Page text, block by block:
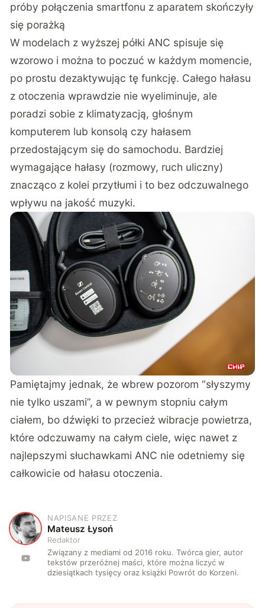
próby połączenia smartfonu z aparatem skończyły
się porażką
W modelach z wyższej półki ANC spisuje się
wzorowo i można to poczuć w każdym momencie,
po prostu dezaktywując tę funkcję. Całego hałasu
z otoczenia wprawdzie nie wyeliminuje, ale
poradzi sobie z klimatyzacją, głośnym
komputerem lub konsolą czy hałasem
przedostającym się do samochodu. Bardziej
wymagające hałasy (rozmowy, ruch uliczny)
znacząco z kolei przytłumi i to bez odczuwalnego
wpływu na jakość muzyki.
Pamiętajmy jednak, że wbrew pozorom “słyszymy
nie tylko uszami”, a w pewnym stopniu całym
ciałem, bo dźwięki to przecież wibracje powietrza,
które odczuwamy na całym ciele, więc nawet z
najlepszymi słuchawkami ANC nie odetniemy się
całkowicie od hałasu otoczenia.
M
NAPISANE PRZEZ
Mateusz Łysoń
Redaktor
Związany z mediami od 2016 roku. Twórca gier, autor
tekstów przeróżnej maści, które można liczyć w
dziesiątkach tysięcy oraz książki Powrót do Korzeni.